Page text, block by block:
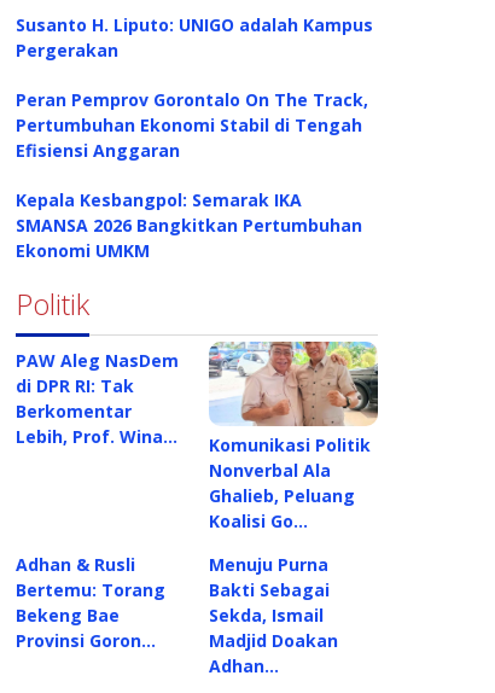
Susanto H. Liputo: UNIGO adalah Kampus
Pergerakan
Peran Pemprov Gorontalo On The Track,
Pertumbuhan Ekonomi Stabil di Tengah
Efisiensi Anggaran
Kepala Kesbangpol: Semarak IKA
SMANSA 2026 Bangkitkan Pertumbuhan
Ekonomi UMKM
Politik
PAW Aleg NasDem
di DPR RI: Tak
Berkomentar
Lebih, Prof. Wina…
Komunikasi Politik
Nonverbal Ala
Ghalieb, Peluang
Koalisi Go…
Adhan & Rusli
Bertemu: Torang
Bekeng Bae
Provinsi Goron…
Menuju Purna
Bakti Sebagai
Sekda, Ismail
Madjid Doakan
Adhan…